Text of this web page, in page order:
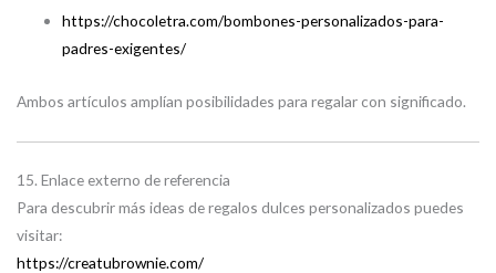
https://chocoletra.com/bombones-personalizados-para-
padres-exigentes/
Ambos artículos amplían posibilidades para regalar con significado.
15. Enlace externo de referencia
Para descubrir más ideas de regalos dulces personalizados puedes
visitar:
https://creatubrownie.com/